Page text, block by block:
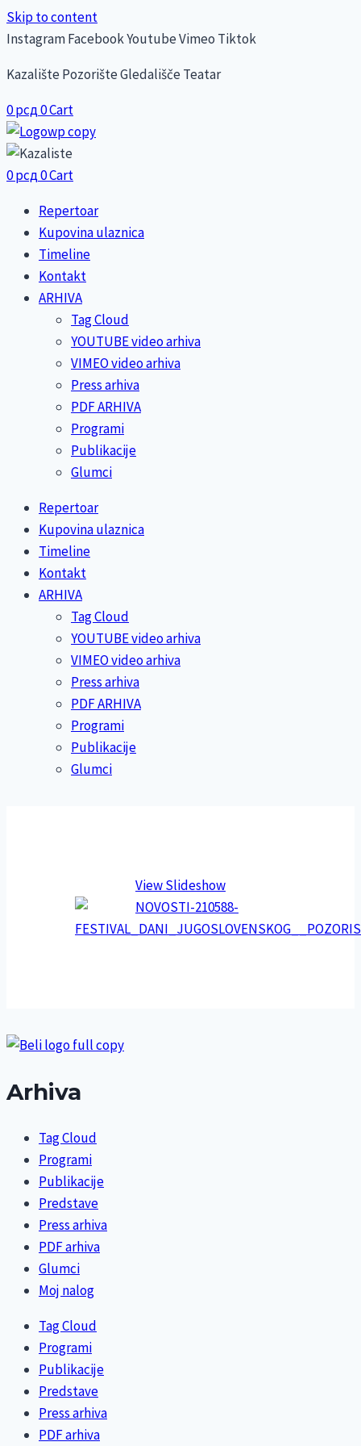
Skip to content
InstagramFacebookYoutubeVimeo Tiktok
Kazalište Pozorište Gledališče Teatar
0рсд0Cart
0рсд0Cart
Repertoar
Kupovina ulaznica
Timeline
Kontakt
ARHIVA
Tag Cloud
YOUTUBE video arhiva
VIMEO video arhiva
Press arhiva
PDF ARHIVA
Programi
Publikacije
Glumci
Repertoar
Kupovina ulaznica
Timeline
Kontakt
ARHIVA
Tag Cloud
YOUTUBE video arhiva
VIMEO video arhiva
Press arhiva
PDF ARHIVA
Programi
Publikacije
Glumci
View Slideshow
Arhiva
Tag Cloud
Programi
Publikacije
Predstave
Press arhiva
PDF arhiva
Glumci
Moj nalog
Tag Cloud
Programi
Publikacije
Predstave
Press arhiva
PDF arhiva